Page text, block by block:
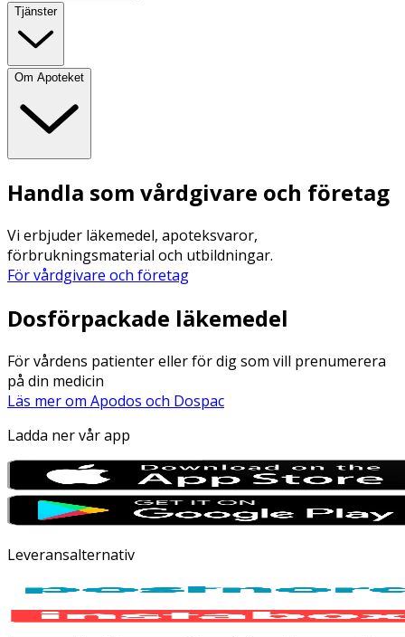
Tjänster
Om Apoteket
Handla som vårdgivare och företag
Vi erbjuder läkemedel, apoteksvaror,
förbrukningsmaterial och utbildningar.
För vårdgivare och företag
Dosförpackade läkemedel
För vårdens patienter eller för dig som vill prenumerera
på din medicin
Läs mer om Apodos och Dospac
Ladda ner vår app
Leveransalternativ